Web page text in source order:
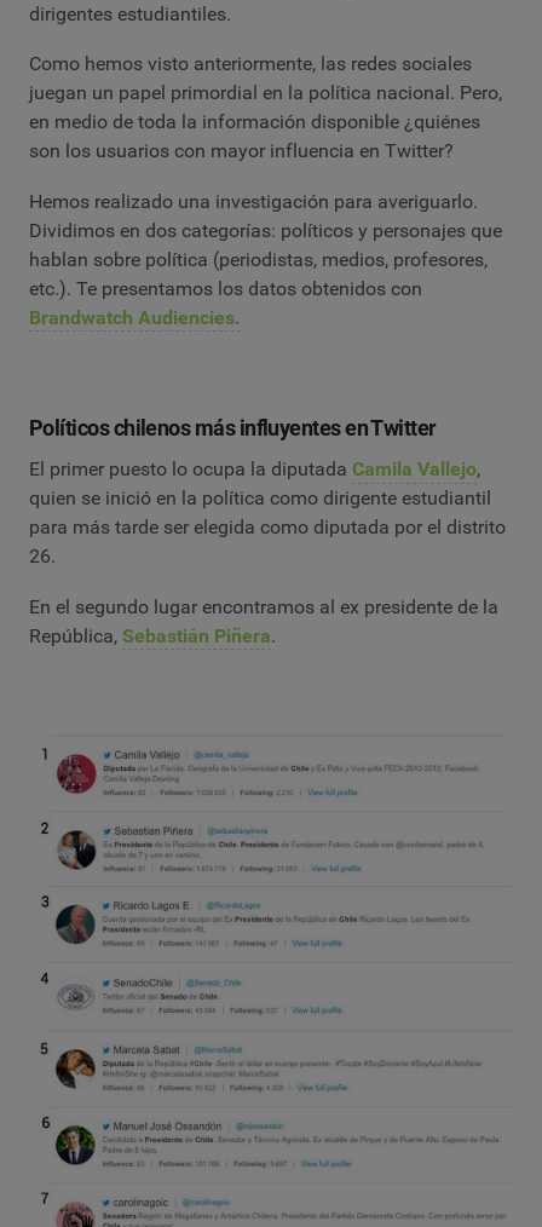
dirigentes estudiantiles.
Como hemos visto anteriormente, las redes sociales
juegan un papel primordial en la política nacional. Pero,
en medio de toda la información disponible ¿quiénes
son los usuarios con mayor influencia en Twitter?
Hemos realizado una investigación para averiguarlo.
Dividimos en dos categorías: políticos y personajes que
hablan sobre política (periodistas, medios, profesores,
etc.). Te presentamos los datos obtenidos con
Brandwatch Audiencies.
Políticos chilenos más influyentes en Twitter
El primer puesto lo ocupa la diputada Camila Vallejo,
quien se inició en la política como dirigente estudiantil
para más tarde ser elegida como diputada por el distrito
26.
En el segundo lugar encontramos al ex presidente de la
República, Sebastián Piñera.